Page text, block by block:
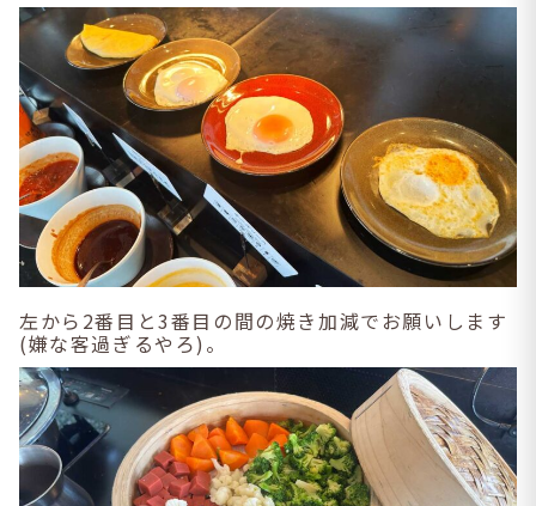
左から2番目と3番目の間の焼き加減でお願いします
(嫌な客過ぎるやろ)。